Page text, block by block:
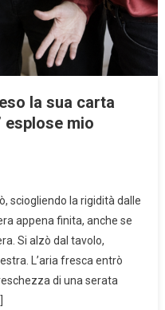
la sua carta
esplose mio
sciogliendo la rigidità dalle
appena finita, anche se
Si alzò dal tavolo,
L’aria fresca entrò
di una serata